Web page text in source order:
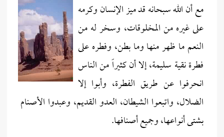
مع أن الله سبحانه قد ميز الإنسان وكرمه
على غيره من المخلوقات، وسخر له من
النعم ما ظهر منها وما بطن، وفطره على
فطرة نقية سليمة، إلا أن كثيراً من الناس
انحرفوا عن طريق الفطرة، وأبوا إلا
الضلال، واتبعوا الشيطان، العدو القديم، وعبدوا الأصنام
بشتى أنواعها، وجميع أصنافها.